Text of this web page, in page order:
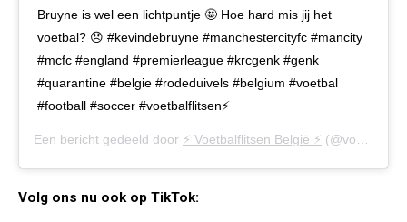
Bruyne is wel een lichtpuntje 🤩 Hoe hard mis jij het
voetbal? 😞 #kevindebruyne #manchestercityfc #mancity
#mcfc #england #premierleague #krcgenk #genk
#quarantine #belgie #rodeduivels #belgium #voetbal
#football #soccer #voetbalflitsen⚡️
Een bericht gedeeld door ⚡️ Voetbalflitsen België ⚡️ (@voetbalflitsen.be) op
Volg ons nu ook op TikTok: